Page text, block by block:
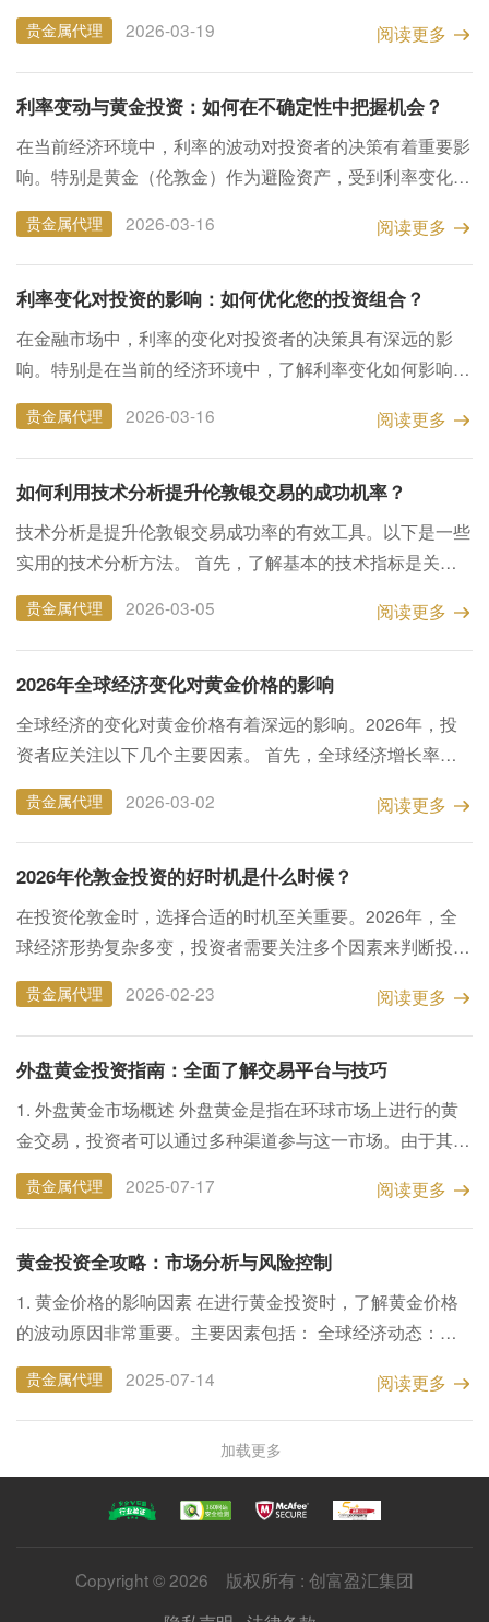
格。本文将探讨如何利用通货膨胀率来预测黄金和白银的价
格走势，并提供相关的投资策略，以帮助投资者在不确定
的...
贵金属代理 2026-03-19 阅读更多
​利率变动与黄金投资：如何在不确定性中把握机会？
在当前经济环境中，利率的波动对投资者的决策有着重要影
响。特别是黄金（伦敦金）作为避险资产，受到利率变化的
直接影响。本文将探讨如何在利率波动的背景下优化黄金投
资策略，并为投资者提供实用建议，以便在不确定性中把握
机会...
贵金属代理 2026-03-16 阅读更多
利率变化对投资的影响：如何优化您的投资组合？
在金融市场中，利率的变化对投资者的决策具有深远的影
响。特别是在当前的经济环境中，了解利率变化如何影响不
同资产类别，包括黄金（伦敦金），对于优化投资组合至关
重要。本文将探讨利率变化的影响及其对投资组合优化的策
略。 ...
贵金属代理 2026-03-16 阅读更多
​如何利用技术分析提升伦敦银交易的成功机率？
技术分析是提升伦敦银交易成功率的有效工具。以下是一些
实用的技术分析方法。 首先，了解基本的技术指标是关
键。常用的指标包括移动平均线、相对强弱指数（RSI）和
布林带等。通过这些指标，投资者可以识别出市场趋势和潜
在...
贵金属代理 2026-03-05 阅读更多
​2026年全球经济变化对黄金价格的影响
全球经济的变化对黄金价格有着深远的影响。2026年，投
资者应关注以下几个主要因素。 首先，全球经济增长率是
影响黄金需求的重要指标。在经济增长放缓的情况下，投资
者往往会寻求避险资产，推动黄金价格上涨。这种避险行为
通...
贵金属代理 2026-03-02 阅读更多
​2026年伦敦金投资的好时机是什么时候？
在投资伦敦金时，选择合适的时机至关重要。2026年，全
球经济形势复杂多变，投资者需要关注多个因素来判断投资
时机。 首先，经济周期是影响黄金价格的重要因素。在经
济扩张期，投资者倾向于购买股票等风险资产，黄金需求可
能下降...
贵金属代理 2026-02-23 阅读更多
​外盘黄金投资指南：全面了解交易平台与技巧
1. 外盘黄金市场概述 外盘黄金是指在环球市场上进行的黄
金交易，投资者可以通过多种渠道参与这一市场。由于其流
动性强和价格透明，外盘黄金吸引了众多投资者。理解外盘
黄金的基本概念和市场动态是成功投资的重要的一步...
贵金属代理 2025-07-17 阅读更多
​黄金投资全攻略：市场分析与风险控制
1. 黄金价格的影响因素 在进行黄金投资时，了解黄金价格
的波动原因非常重要。主要因素包括： 全球经济动态：当
经济增长放缓或出现不确定性时，黄金常常成为投资者的避
风港。 美元走势：美元贬值通常会推动黄金价格上升，因
为...
贵金属代理 2025-07-14 阅读更多
加载更多
Copyright © 2026 版权所有 : 创富盈汇集团